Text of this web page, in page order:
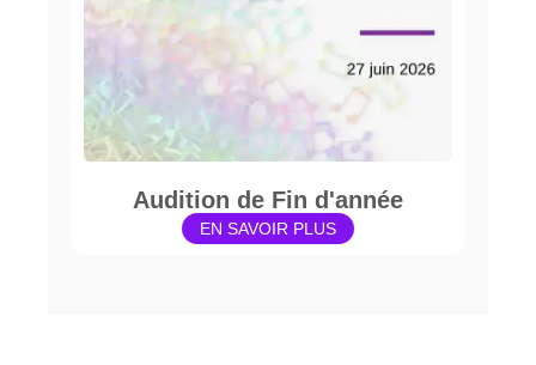
Audition de Fin d'année
EN SAVOIR PLUS